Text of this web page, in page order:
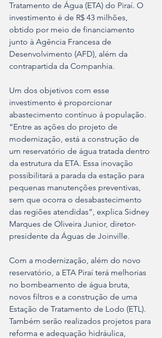
Tratamento de Água (ETA) do Piraí. O
investimento é de R$ 43 milhões,
obtido por meio de financiamento
junto à Agência Francesa de
Desenvolvimento (AFD), além da
contrapartida da Companhia.
Um dos objetivos com esse
investimento é proporcionar
abastecimento contínuo à população.
“Entre as ações do projeto de
modernização, está a construção de
um reservatório de água tratada dentro
da estrutura da ETA. Essa inovação
possibilitará a parada da estação para
pequenas manutenções preventivas,
sem que ocorra o desabastecimento
das regiões atendidas”, explica Sidney
Marques de Oliveira Junior, diretor-
presidente da Águas de Joinville.
Com a modernização, além do novo
reservatório, a ETA Piraí terá melhorias
no bombeamento de água bruta,
novos filtros e a construção de uma
Estação de Tratamento de Lodo (ETL).
Também serão realizados projetos para
reforma e adequação hidráulica,